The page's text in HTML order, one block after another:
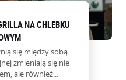
NA CHLEBKU
się między sobą.
zmieniają się nie
ale również...